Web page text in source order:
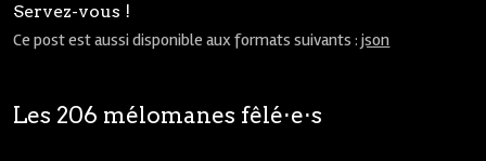
Servez-vous !
Ce post est aussi disponible aux formats suivants :json
Les 206 mélomanes fêlé⋅e⋅s